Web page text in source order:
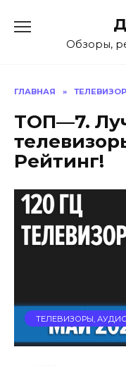
содержаниюОбзоры,
ГЛАВНАЯ »
ТОП—7.
Рейтинг!
ТЕЛЕВИЗОРЫ,